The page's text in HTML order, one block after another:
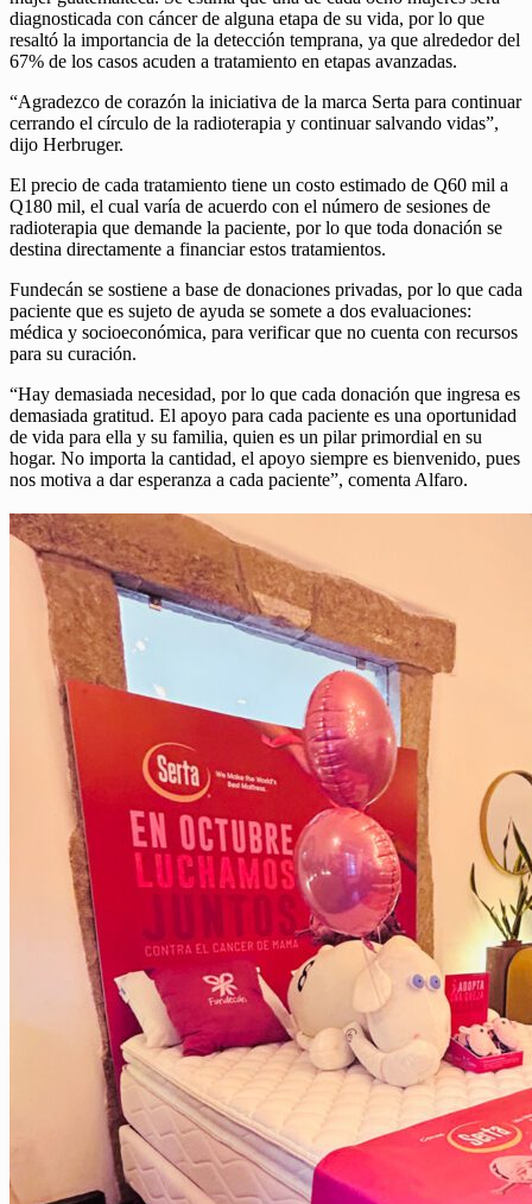
diagnosticada con cáncer de alguna etapa de su vida, por lo que
resaltó la importancia de la detección temprana, ya que alrededor del
67% de los casos acuden a tratamiento en etapas avanzadas.
“Agradezco de corazón la iniciativa de la marca Serta para continuar
cerrando el círculo de la radioterapia y continuar salvando vidas”,
dijo Herbruger.
El precio de cada tratamiento tiene un costo estimado de Q60 mil a
Q180 mil, el cual varía de acuerdo con el número de sesiones de
radioterapia que demande la paciente, por lo que toda donación se
destina directamente a financiar estos tratamientos.
Fundecán se sostiene a base de donaciones privadas, por lo que cada
paciente que es sujeto de ayuda se somete a dos evaluaciones:
médica y socioeconómica, para verificar que no cuenta con recursos
para su curación.
“Hay demasiada necesidad, por lo que cada donación que ingresa es
demasiada gratitud. El apoyo para cada paciente es una oportunidad
de vida para ella y su familia, quien es un pilar primordial en su
hogar. No importa la cantidad, el apoyo siempre es bienvenido, pues
nos motiva a dar esperanza a cada paciente”, comenta Alfaro.